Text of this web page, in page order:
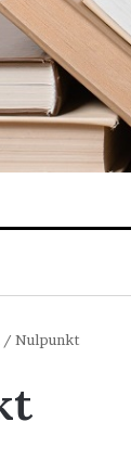
/ Nulpunkt